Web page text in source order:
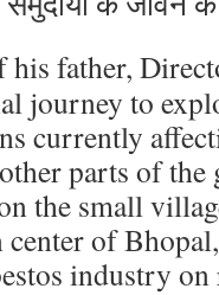
his father,
journey to
currently
parts of the
the small
of
industry on